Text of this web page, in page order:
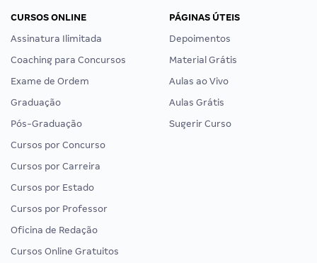
CURSOS ONLINE
Assinatura Ilimitada
Coaching para Concursos
Exame de Ordem
Graduação
Pós-Graduação
Cursos por Concurso
Cursos por Carreira
Cursos por Estado
Cursos por Professor
Oficina de Redação
Cursos Online Gratuitos
PÁGINAS ÚTEIS
Depoimentos
Material Grátis
Aulas ao Vivo
Aulas Grátis
Sugerir Curso